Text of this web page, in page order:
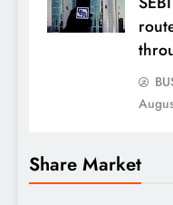
Share Market